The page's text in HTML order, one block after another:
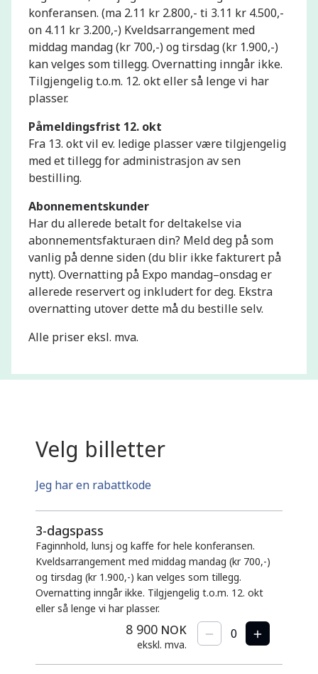
konferansen. (ma 2.11 kr 2.800,- ti 3.11 kr 4.500,-
on 4.11 kr 3.200,-) Kveldsarrangement med
middag mandag (kr 700,-) og tirsdag (kr 1.900,-)
kan velges som tillegg. Overnatting inngår ikke.
Tilgjengelig t.o.m. 12. okt eller så lenge vi har
plasser.
Påmeldingsfrist 12. okt
Fra 13. okt vil ev. ledige plasser være tilgjengelig
med et tillegg for administrasjon av sen
bestilling.
Abonnementskunder
Har du allerede betalt for deltakelse via
abonnementsfakturaen din? Meld deg på som
vanlig på denne siden (du blir ikke fakturert på
nytt). Overnatting på Expo mandag–onsdag er
allerede reservert og inkludert for deg. Ekstra
overnatting utover dette må du bestille selv.
Alle priser eksl. mva.
Velg billetter
Jeg har en rabattkode
3-dagspass
Faginnhold, lunsj og kaffe for hele konferansen.
Kveldsarrangement med middag mandag (kr 700,-)
og tirsdag (kr 1.900,-) kan velges som tillegg.
Overnatting inngår ikke. Tilgjengelig t.o.m. 12. okt
eller så lenge vi har plasser.
8 900 NOK
ekskl. mva.